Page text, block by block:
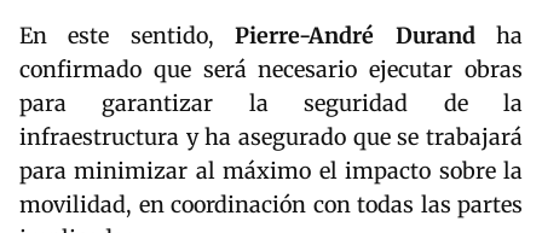
En este sentido, Pierre-André Durand ha
confirmado que será necesario ejecutar obras
para garantizar la seguridad de la
infraestructura y ha asegurado que se trabajará
para minimizar al máximo el impacto sobre la
movilidad, en coordinación con todas las partes